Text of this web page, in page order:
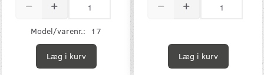
Model/varenr.: 17
Læg i kurv Læg i kurv